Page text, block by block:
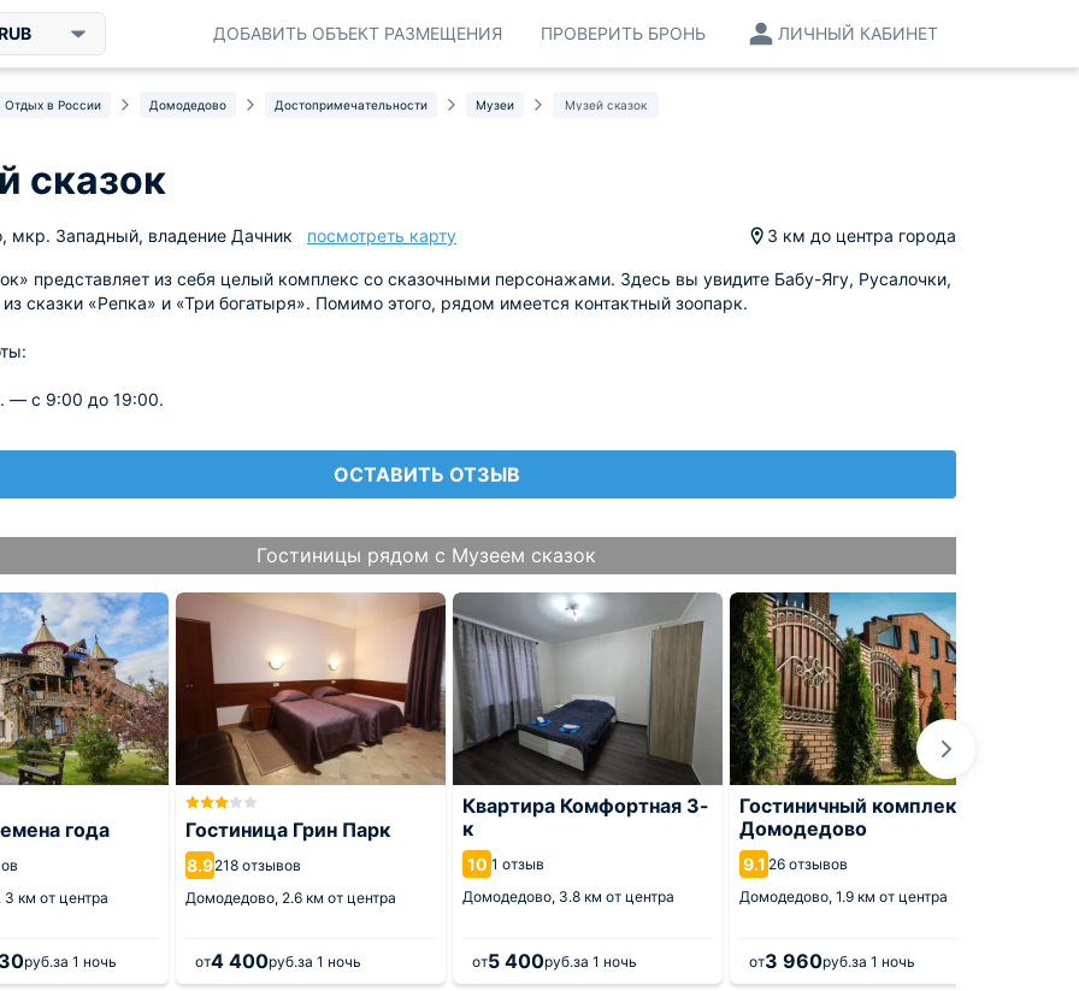
ЛИЧНЫЙ КАБИНЕТ
ПРОВЕРИТЬ БРОНЬ
ДОБАВИТЬ ОБЪЕКТ РАЗМЕЩЕНИЯ
Отдых в России Домодедово Достопримечательности Музеи Музей сказок
сказок
мкр. Западный, владение Дачник посмотреть карту 3 км до центра города
представляет из себя целый комплекс со сказочными персонажами. Здесь вы увидите Бабу-Ягу, Русалочки,
сказки «Репка» и «Три богатыря». Помимо этого, рядом имеется контактный зоопарк.
— с 9:00 до 19:00.
ОСТАВИТЬ ОТЗЫВ
Гостиницы рядом с Музеем сказок
года
3 км от центра
руб.за 1 ночь
Гостиница Грин Парк
8.9218 отзывов
Домодедово, 2.6 км от центра
от4 400руб.за 1 ночь
Квартира Комфортная 3-
к
10 1 отзыв
Домодедово, 3.8 км от центра
от5 400руб.за 1 ночь
Гостиничный комплекс
Домодедово
9.1 26 отзывов
Домодедово, 1.9 км от центра
от3 960руб.за 1 ночь